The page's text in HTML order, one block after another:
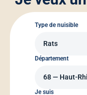
Type de nuisible
Département
Je suis